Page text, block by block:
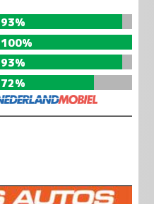
93%
100%
93%
72%